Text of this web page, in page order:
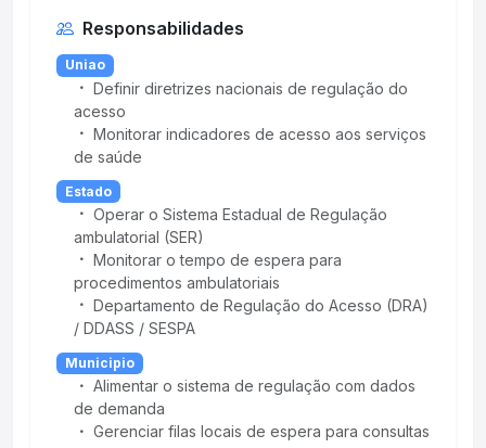
Responsabilidades
Uniao
Definir diretrizes nacionais de regulação do
acesso
Monitorar indicadores de acesso aos serviços
de saúde
Estado
Operar o Sistema Estadual de Regulação
ambulatorial (SER)
Monitorar o tempo de espera para
procedimentos ambulatoriais
Departamento de Regulação do Acesso (DRA)
/ DDASS / SESPA
Municipio
Alimentar o sistema de regulação com dados
de demanda
Gerenciar filas locais de espera para consultas